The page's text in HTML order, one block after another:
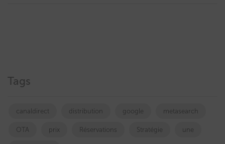
Tags
canaldirect distribution google metasearch
OTA prix Réservations Stratégie une